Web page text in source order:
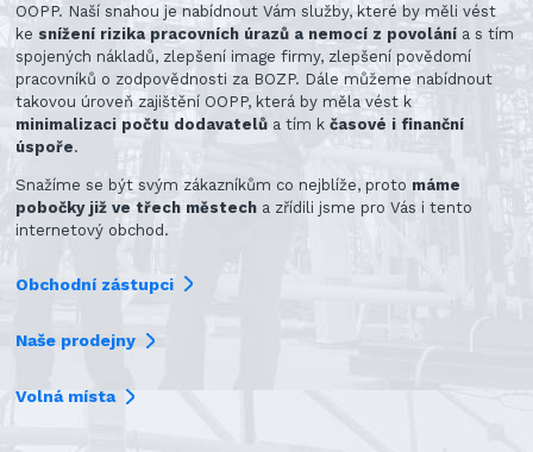
OOPP. Naší snahou je nabídnout Vám služby, které by měli vést
ke snížení rizika pracovních úrazů a nemocí z povolání a s tím
spojených nákladů, zlepšení image firmy, zlepšení povědomí
pracovníků o zodpovědnosti za BOZP. Dále můžeme nabídnout
takovou úroveň zajištění OOPP, která by měla vést k
minimalizaci počtu dodavatelů a tím kčasové i finanční
úspoře.
Snažíme se být svým zákazníkům co nejblíže, proto máme
pobočky již ve třech městech a zřídili jsme pro Vás i tento
internetový obchod.
Obchodní zástupci
Naše prodejny
Volná místa